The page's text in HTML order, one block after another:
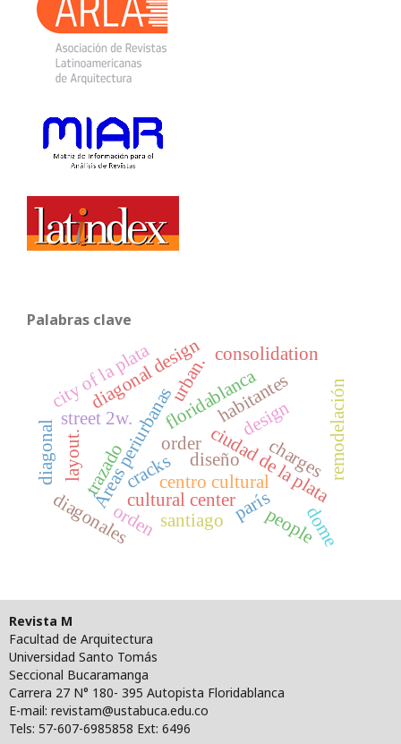
Palabras clave
Áreas periurbanas design
street 2w.
centro cultural
floridablanca
cultural centerciudad de la plata
diagonales
diseño
orden
trazado
city of la plata
diagonal design
order
layout.
habitantes
parís
remodelación
santiago
diagonal
people
urban. consolidation
charges
dome
cracks
Revista M
Facultad de Arquitectura
Universidad Santo Tomás
Seccional Bucaramanga
Carrera 27 N° 180- 395 Autopista Floridablanca
E-mail: revistam@ustabuca.edu.co
Tels: 57-607-6985858 Ext: 6496